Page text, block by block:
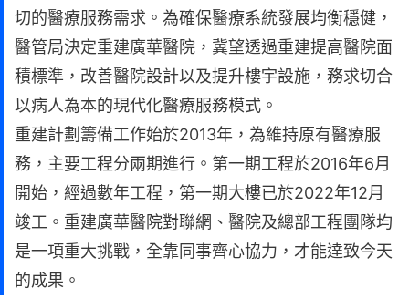
切的醫療服務需求。為確保醫療系統發展均衡穩健，
醫管局決定重建廣華醫院，冀望透過重建提高醫院面
積標準，改善醫院設計以及提升樓宇設施，務求切合
以病人為本的現代化醫療服務模式。
重建計劃籌備工作始於2013年，為維持原有醫療服
務，主要工程分兩期進行。第一期工程於2016年6月
開始，經過數年工程，第一期大樓已於2022年12月
竣工。重建廣華醫院對聯網、醫院及總部工程團隊均
是一項重大挑戰，全靠同事齊心協力，才能達致今天
的成果。